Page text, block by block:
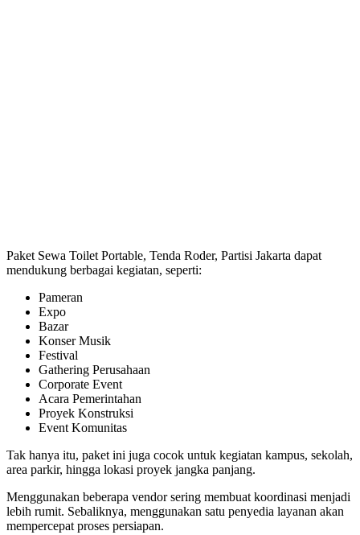
Paket Sewa Toilet Portable, Tenda Roder, Partisi Jakarta dapat
mendukung berbagai kegiatan, seperti:
Pameran
Expo
Bazar
Konser Musik
Festival
Gathering Perusahaan
Corporate Event
Acara Pemerintahan
Proyek Konstruksi
Event Komunitas
Tak hanya itu, paket ini juga cocok untuk kegiatan kampus, sekolah,
area parkir, hingga lokasi proyek jangka panjang.
Menggunakan beberapa vendor sering membuat koordinasi menjadi
lebih rumit. Sebaliknya, menggunakan satu penyedia layanan akan
mempercepat proses persiapan.